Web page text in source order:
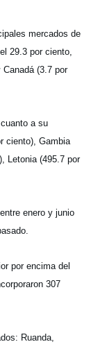
mercados de
29.3 por ciento,
(3.7 por
a su
ciento), Gambia
Letonia (495.7 por
enero y junio
por encima del
307
Ruanda,